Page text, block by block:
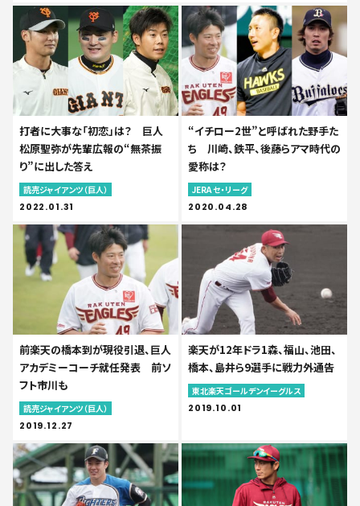
打者に大事な「初恋」は？ 巨人
松原聖弥が先輩広報の“無茶振
り”に出した答え
読売ジャイアンツ（巨人）
2022.01.31
“イチロー2世”と呼ばれた野手た
ち 川崎、鉄平、後藤らアマ時代の
愛称は？
JERA セ・リーグ
2020.04.28
前楽天の橋本到が現役引退、巨人
アカデミーコーチ就任発表 前ソ
フト市川も
読売ジャイアンツ（巨人）
2019.12.27
楽天が12年ドラ1森、福山、池田、
橋本、島井ら9選手に戦力外通告
東北楽天ゴールデンイーグルス
2019.10.01